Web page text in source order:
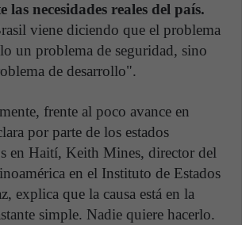
las necesidades reales del país.
viene diciendo que el problema
un problema de seguridad, sino
de desarrollo".
frente al poco avance en
por parte de los estados
en Haití, Keith Mines, director del
en el Instituto de Estados
explica que la causa está en la
simple. Nadie quiere hacerlo.